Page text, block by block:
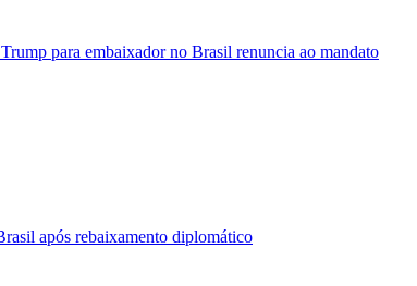
para embaixador no Brasil renuncia ao mandato
após rebaixamento diplomático